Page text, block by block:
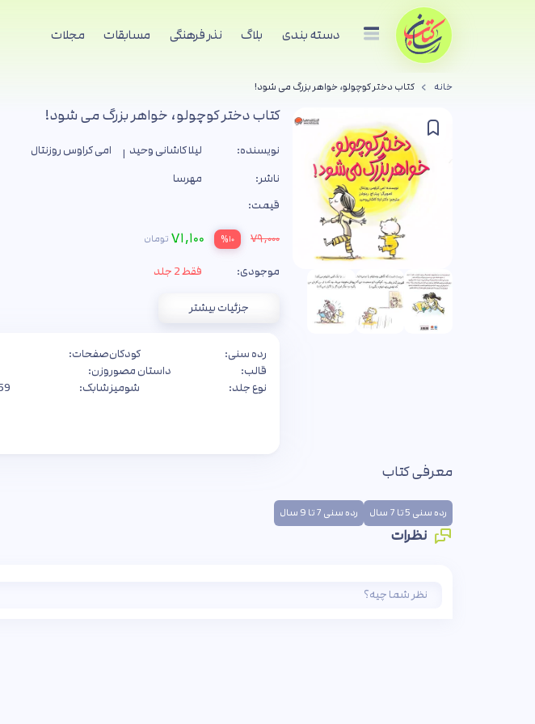
دسته بندی بلاگ نذر فرهنگی مسابقات مجلات
خانه کتاب دختر کوچولو، خواهر بزرگ می شود!
کتاب دختر کوچولو، خواهر بزرگ می شود!
نویسنده: لیلا کاشانی وحید
امی کراوس روزنتال
ناشر:
مهرسا
قیمت:
۷۹,۰۰۰ %۱۰ ۷۱,۱۰۰ تومان
موجودی: فقط 2 جلد
جزئیات بیشتر
رده سنی:
کودکان
قالب:
داستان مصور
نوع جلد:
شومیز
صفحات:
وزن:
شابک:
معرفی کتاب
رده سنی 5 تا 7 سال رده سنی 7 تا 9 سال
نظرات